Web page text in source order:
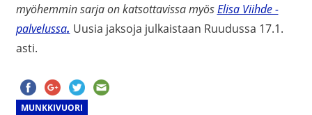
myöhemmin sarja on katsottavissa myösElisa Viihde -
palvelussa. Uusia jaksoja julkaistaan Ruudussa 17.1.
asti.
MUNKKIVUORI